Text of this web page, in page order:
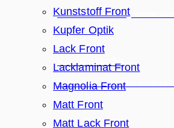
Unsere Ausstellung entdecken
Küchenstudio
Unser Küchenstudio entdecken
Kunststoff Front
Kupfer Optik
Lack Front
Lacklaminat Front
Magnolia Front
Matt Front
Matt Lack Front